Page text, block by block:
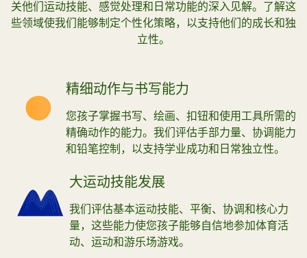
关他们运动技能、感觉处理和日常功能的深入见解。了解这
些领域使我们能够制定个性化策略，以支持他们的成长和独
立性。
精细动作与书写能力
您孩子掌握书写、绘画、扣钮和使用工具所需的
精确动作的能力。我们评估手部力量、协调能力
和铅笔控制，以支持学业成功和日常独立性。
大运动技能发展
我们评估基本运动技能、平衡、协调和核心力
量，这些能力使您孩子能够自信地参加体育活
动、运动和游乐场游戏。